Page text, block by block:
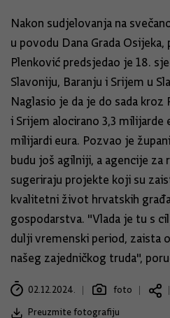
Nakon sudjelovanja na
u povodu Dana Grada
Plenković predsjedao je 18.
Slavoniju, Baranju i Srijem u
Naglasio je da je do sada kroz
i Srijem alocirano 3,3 milijarde
milijardi eura. Pozvao je
budu još agilniji, a agencije za
sugeriraju projekte koji su
kvalitetni život hrvatskih
gospodarstva. "Vlada je tu s
dulji vremenski period, zaista
našeg zajedničkog truda",
02.12.2024. foto
Preuzmite fotografiju